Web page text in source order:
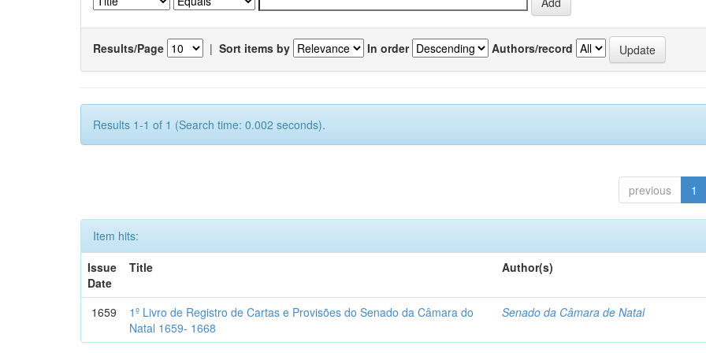
Results/Page | Sort items by In order Authors/record
Results 1-1 of 1 (Search time: 0.002 seconds).
previous 1
Item hits:
Issue
Date
Title Author(s)
1659
1º Livro de Registro de Cartas e Provisões do Senado da Câmara do
Natal 1659- 1668
Senado da Câmara de Natal